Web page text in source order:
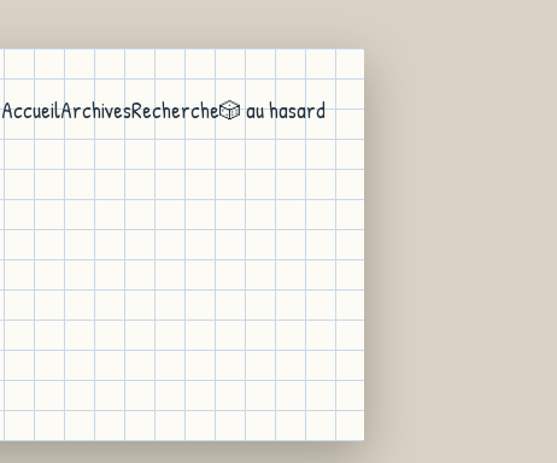
AccueilArchivesRecherche🎲 au hasard